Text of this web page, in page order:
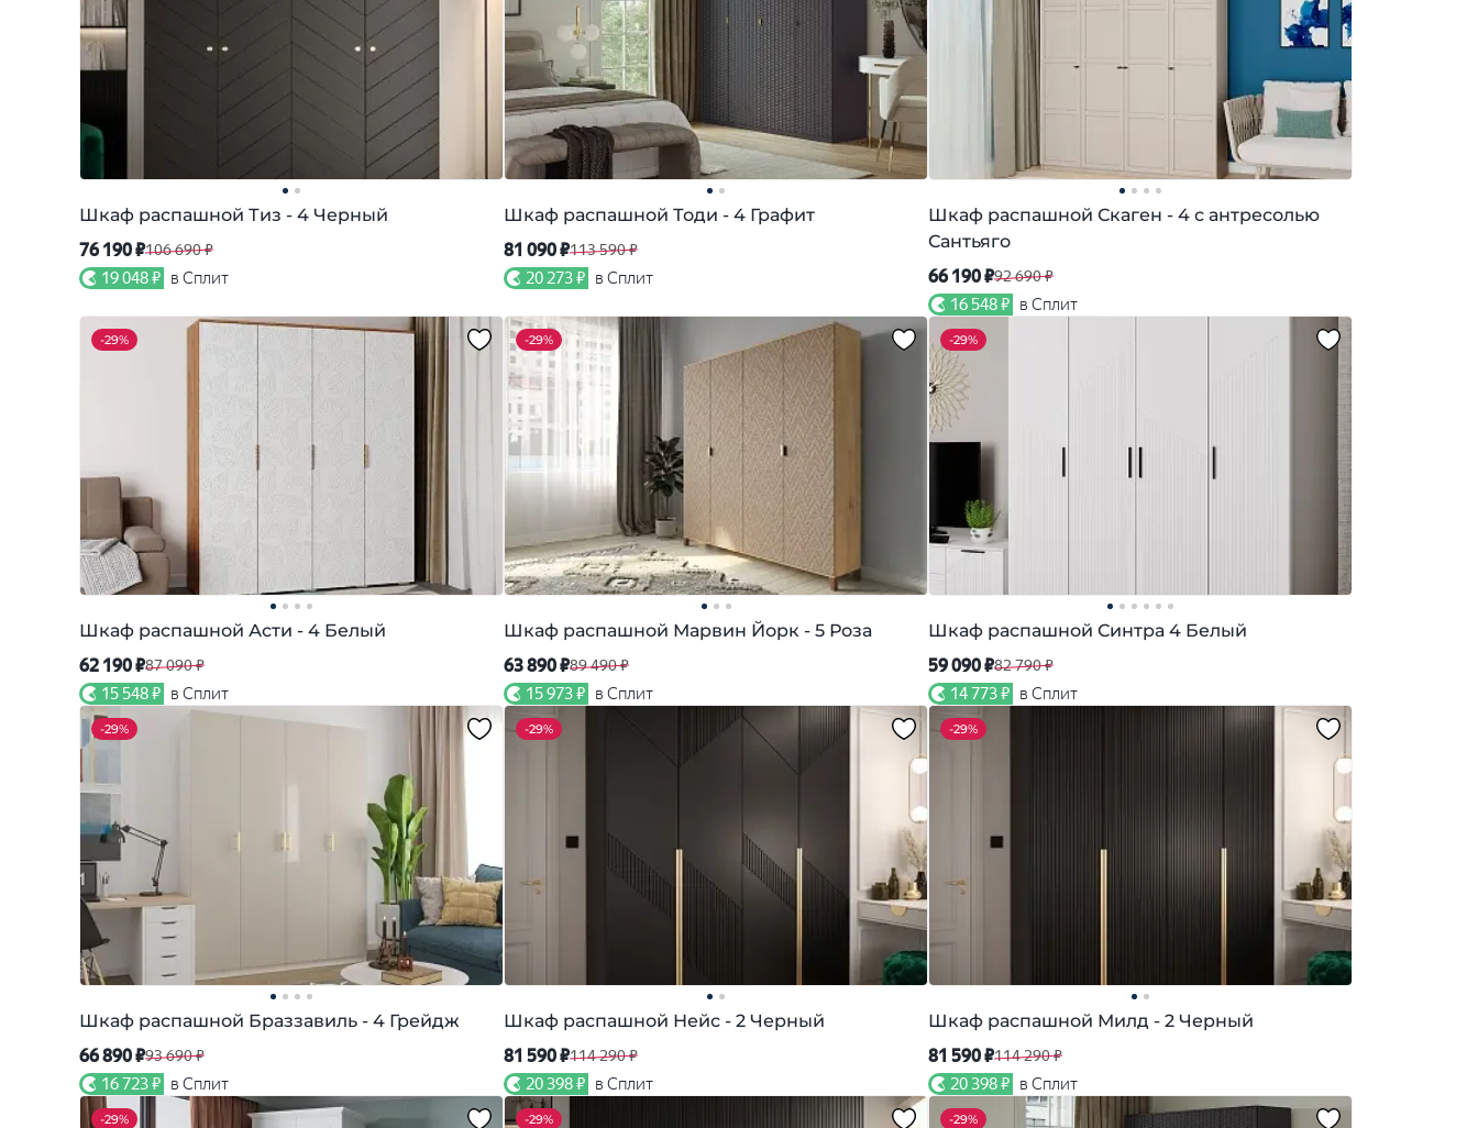
Шкаф распашной Тиз - 4 Черный
76 190 ₽106 690 ₽
19 048 ₽ в Сплит
Шкаф распашной Тоди - 4 Графит
81 090 ₽113 590 ₽
20 273 ₽ в Сплит
Шкаф распашной Скаген - 4 с антресолью
Сантьяго
66 190 ₽92 690 ₽
16 548 ₽ в Сплит
-29%
Шкаф распашной Асти - 4 Белый
62 190 ₽87 090 ₽
15 548 ₽ в Сплит
-29%
Шкаф распашной Марвин Йорк - 5 Роза
63 890 ₽89 490 ₽
15 973 ₽ в Сплит
-29%
Шкаф распашной Синтра 4 Белый
59 090 ₽82 790 ₽
14 773 ₽ в Сплит
-29%
Шкаф распашной Браззавиль - 4 Грейдж
66 890 ₽93 690 ₽
16 723 ₽ в Сплит
-29%
Шкаф распашной Нейс - 2 Черный
81 590 ₽114 290 ₽
20 398 ₽ в Сплит
-29%
Шкаф распашной Милд - 2 Черный
81 590 ₽114 290 ₽
20 398 ₽ в Сплит
-29% -29% -29%